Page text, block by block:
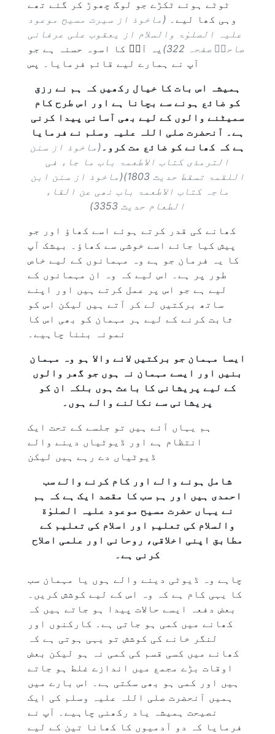
ٹوٹے ہوئے ٹکڑے جو لوگ چھوڑ کر گئے تھے
وہی کھا لیے۔ (ماخوذ از سیرت مسیح موعود
علیہ الصلوٰۃ والسلام از یعقوب علی عرفانی
صاحبؓ صفحہ 322)
یہ آپؑ کا اسوہ حسنہ ہے جو
آپ نے ہمارے لیے قائم فرمایا۔ پس
ہمیشہ اس بات کا خیال رکھیں کہ ہم نے رزق
کو ضائع ہونے سے بچانا ہے اور اس طرح کام
سمیٹنے والوں کے لیے بھی آسانی پیدا کرنی
ہے۔ آنحضرت صلی اللہ علیہ وسلم نے فرمایا
ہے کہ کھانے کو ضائع مت کرو۔ (ماخوذ از سنن
الترمذی کتاب الاطعمۃ باب ما جاء فی
اللقمۃ تسقط حدیث 1803)(ماخوذ از سنن ابن
ماجہ کتاب الاطعمۃ باب نھی عن القاء
الطعام حدیث 3353)
کھانے کی قدر کرتے ہوئے اسے کھاؤ اور جو
پیش کیا جائے اسے خوشی سے کھاؤ۔ بیشک آپ
کا یہ فرمان جو ہے وہ مہمانوں کے لیے خاص
طور پر ہے۔ اس لیے کہ وہ ان مہمانوں کے
لیے ہے جو اس پر عمل کرتے ہیں اور اپنے
ساتھ برکتیں لے کر آتے ہیں لیکن اس کو
ثابت کرنے کے لیے ہر مہمان کو بھی اس کا
نمونہ بننا چاہیے۔
ایسا مہمان جو برکتیں لانے والا ہو وہ مہمان
بنیں اور ایسے مہمان نہ ہوں جو گھر والوں
کے لیے پریشانی کا باعث ہوں بلکہ ان کو
پریشانی سے نکالنے والے ہوں۔
ہم یہاں آئے ہیں تو جلسے کے تحت ایک
انتظام ہے اور ڈیوٹیاں دینے والے
ڈیوٹیاں دے رہے ہیں لیکن
شامل ہونے والے اور کام کرنے والے سب
احمدی ہیں اور ہم سب کا مقصد ایک ہے کہ ہم
نے یہاں حضرت مسیح موعود علیہ الصلوٰة
والسلام کی تعلیم اور اسلام کی تعلیم کے
مطابق اپنی اخلاقی، روحانی اور علمی اصلاح
کرنی ہے۔
چاہے وہ ڈیوٹی دینے والے ہوں یا مہمان سب
کا یہی کام ہے کہ وہ اس کے لیے کوشش کریں۔
بعض دفعہ ایسے حالات پیدا ہو جاتے ہیں کہ
کھانے میں کمی ہو جاتی ہے۔ کارکنوں اور
لنگر خانے کی کوشش تو یہی ہوتی ہے کہ
کھانے میں کسی قسم کی کمی نہ ہو لیکن بعض
اوقات بڑے مجمع میں اندازے غلط ہو جاتے
ہیں اور کمی ہو بھی سکتی ہے۔ اس بارے میں
ہمیں آنحضرت صلی اللہ علیہ وسلم کی ایک
نصیحت ہمیشہ یاد رکھنی چاہیے۔ آپ نے
فرمایا کہ دو آدمیوں کا کھانا تین کے لیے